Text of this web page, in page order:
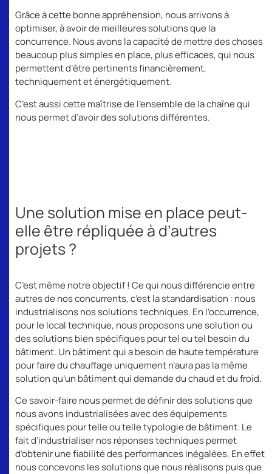
Grâce à cette bonne appréhension, nous arrivons à
optimiser, à avoir de meilleures solutions que la
concurrence. Nous avons la capacité de mettre des choses
beaucoup plus simples en place, plus efficaces, qui nous
permettent d’être pertinents financièrement,
techniquement et énergétiquement.
C’est aussi cette maîtrise de l’ensemble de la chaîne qui
nous permet d’avoir des solutions différentes.
Une solution mise en place peut-
elle être répliquée à d’autres
projets ?
C’est même notre objectif ! Ce qui nous différencie entre
autres de nos concurrents, c’est la standardisation : nous
industrialisons nos solutions techniques. En l’occurrence,
pour le local technique, nous proposons une solution ou
des solutions bien spécifiques pour tel ou tel besoin du
bâtiment. Un bâtiment qui a besoin de haute température
pour faire du chauffage uniquement n’aura pas la même
solution qu’un bâtiment qui demande du chaud et du froid.
Ce savoir-faire nous permet de définir des solutions que
nous avons industrialisées avec des équipements
spécifiques pour telle ou telle typologie de bâtiment. Le
fait d’industrialiser nos réponses techniques permet
d’obtenir une fiabilité des performances inégalées. En effet
nous concevons les solutions que nous réalisons puis que